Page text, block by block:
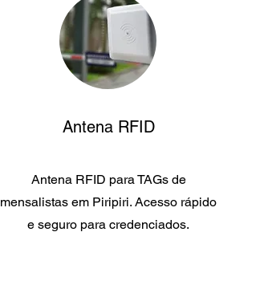
Antena RFID
Antena RFID para TAGs de
mensalistas em Piripiri. Acesso rápido
e seguro para credenciados.